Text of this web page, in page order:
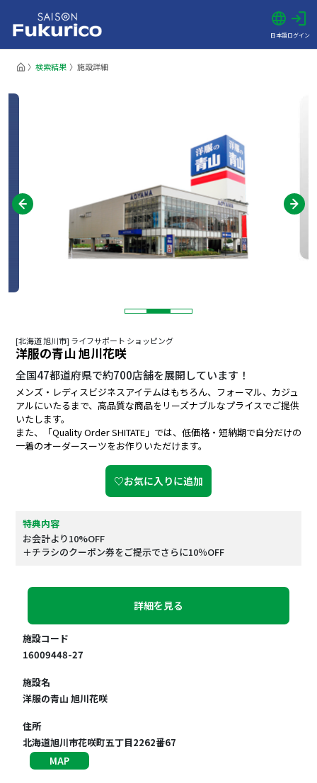
日本語ログイン
検索結果 施設詳細
[北海道 旭川市] ライフサポート ショッピング
洋服の青山 旭川花咲
全国47都道府県で約700店舗を展開しています！
メンズ・レディスビジネスアイテムはもちろん、フォーマル、カジュ
アルにいたるまで、高品質な商品をリーズナブルなプライスでご提供
いたします。
また、「Quality Order SHITATE」では、低価格・短納期で自分だけの
一着のオーダースーツをお作りいただけます。
♡お気に入りに追加
特典内容
お会計より10%OFF
＋チラシのクーポン券をご提示でさらに10％OFF
詳細を見る
施設コード
16009448-27
施設名
洋服の青山 旭川花咲
住所
北海道旭川市花咲町五丁目2262番67
MAP